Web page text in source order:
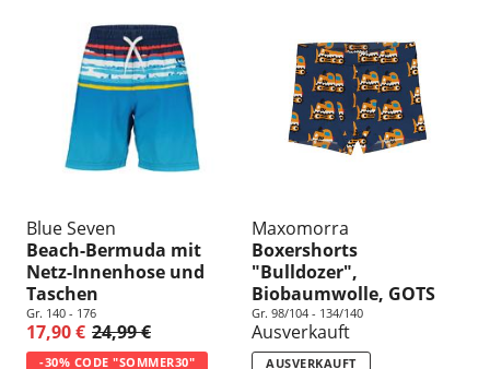
Blue Seven
Beach-Bermuda mit
Netz-Innenhose und
Taschen
Gr. 140 - 176
17,90 € 24,99 €
-30% CODE "SOMMER30"
Maxomorra
Boxershorts
"Bulldozer",
Biobaumwolle, GOTS
Gr. 98/104 - 134/140
Ausverkauft
AUSVERKAUFT